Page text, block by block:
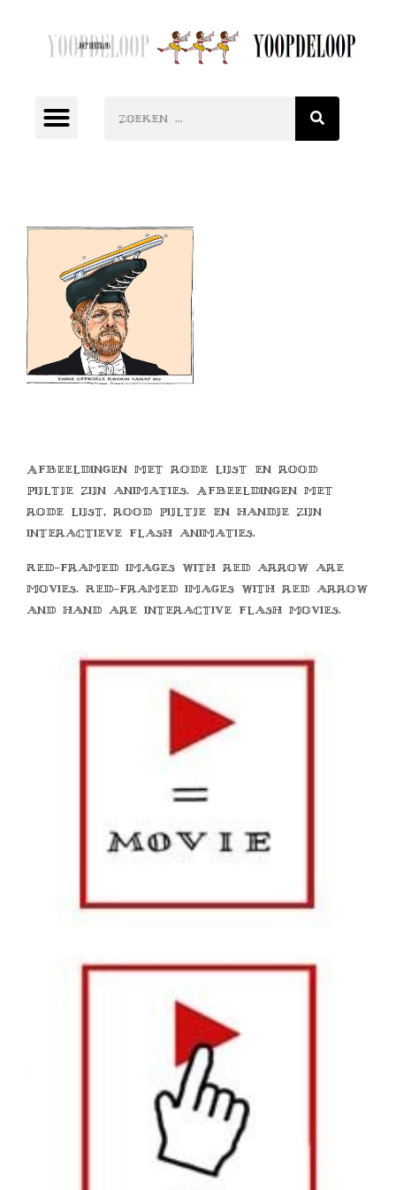
Afbeeldingen met rode lijst en rood
pijltje zijn animaties. Afbeeldingen met
rode lijst, rood pijltje en handje zijn
interactieve flash animaties.
Red-framed images with red arrow are
movies. Red-framed images with red arrow
and hand are interactive flash movies.